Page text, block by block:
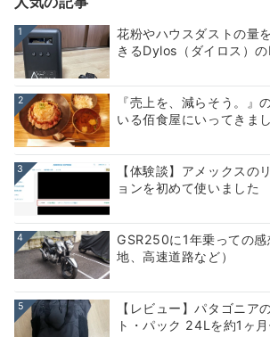
1
花粉やハウスダストの量
きるDylos（ダイロス）
2
『売上を、減らそう。』
いる佰食屋にいってきま
3
【体験談】アメックスの
ョンを初めて使いました
4
GSR250に1年乗っての
地、高速道路など）
5
【レビュー】パタゴニア
ト・パック 24Lを約1ヶ